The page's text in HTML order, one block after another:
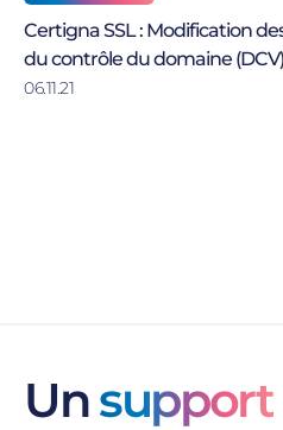
Certigna SSL : Modification
du contrôle du domaine (DCV)
06.11.21
Unsupport